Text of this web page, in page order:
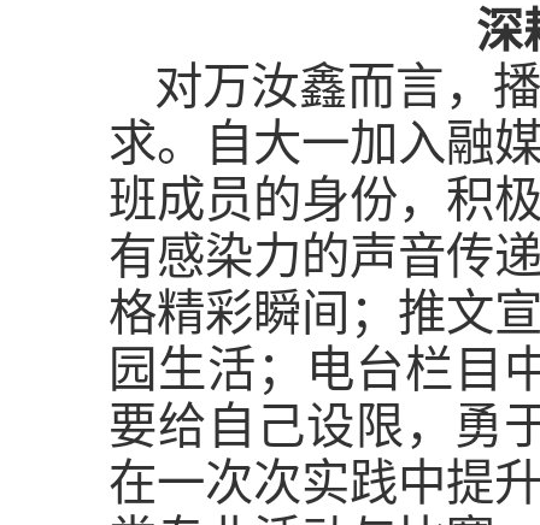
深
对万汝鑫而言，
求。自大一加入融
班成员的身份，积
有感染力的声音传
格精彩瞬间；推文
园生活；电台栏目
要给自己设限，勇
在一次次实践中提